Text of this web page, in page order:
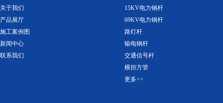
关于我们
产品展厅
施工案例图
新闻中心
联系我们
15KV电力钢杆
69KV电力钢杆
路灯杆
输电钢杆
交通信号杆
横担方管
更多>>